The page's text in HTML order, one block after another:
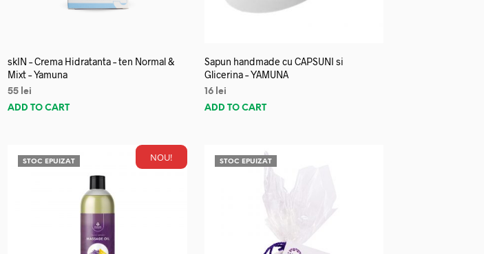
skIN – Crema Hidratanta – ten Normal &
Mixt – Yamuna
55 lei
ADD TO CART
Sapun handmade cu CAPSUNI si
Glicerina – YAMUNA
16 lei
ADD TO CART
NOU!
STOC EPUIZAT STOC EPUIZAT